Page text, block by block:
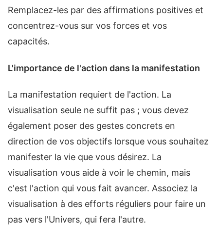
Remplacez-les par des affirmations positives et
concentrez-vous sur vos forces et vos
capacités.
L'importance de l'action dans la manifestation
La manifestation requiert de l'action. La
visualisation seule ne suffit pas ; vous devez
également poser des gestes concrets en
direction de vos objectifs lorsque vous souhaitez
manifester la vie que vous désirez. La
visualisation vous aide à voir le chemin, mais
c'est l'action qui vous fait avancer. Associez la
visualisation à des efforts réguliers pour faire un
pas vers l'Univers, qui fera l'autre.